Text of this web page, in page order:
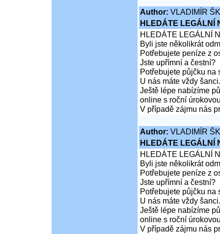
Author: VLADIMÍR
HLEDÁTE LEGÁLNÍ
HLEDÁTE LEGÁLNÍ
Byli jste několikrát
Potřebujete peníze z
Jste upřímní a čestní?
Potřebujete půjčku na
U nás máte vždy šanci.
Ještě lépe nabízíme
online s roční
V případě zájmu nás
Author: VLADIMÍR
HLEDÁTE LEGÁLNÍ
HLEDÁTE LEGÁLNÍ
Byli jste několikrát
Potřebujete peníze z
Jste upřímní a čestní?
Potřebujete půjčku na
U nás máte vždy šanci.
Ještě lépe nabízíme
online s roční
V případě zájmu nás